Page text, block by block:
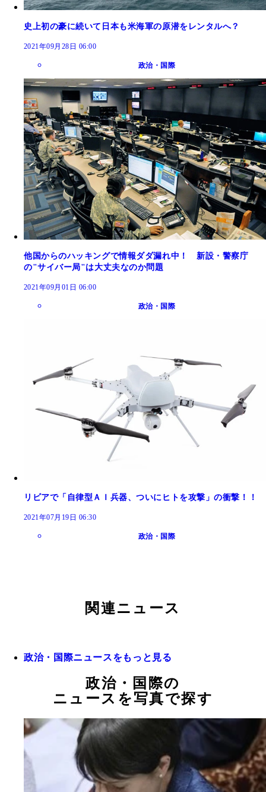
史上初の豪に続いて日本も米海軍の原潜をレンタルへ？
2021年09月28日 06:00
政治・国際
他国からのハッキングで情報ダダ漏れ中！ 新設・警察庁
の"サイバー局"は大丈夫なのか問題
2021年09月01日 06:00
政治・国際
リビアで「自律型ＡＩ兵器、ついにヒトを攻撃」の衝撃！！
2021年07月19日 06:30
政治・国際
関連ニュース
政治・国際ニュースをもっと見る
政治・国際の
ニュースを写真で探す